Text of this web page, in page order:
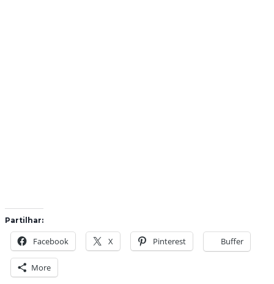
Partilhar:
Facebook X Pinterest Buffer
More